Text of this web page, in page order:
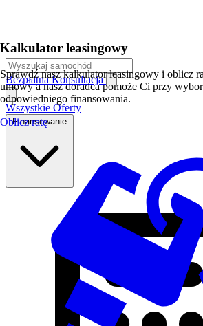
Bezpłatna Konsultacja
Wszystkie Oferty
Finansowanie
Kalkulator leasingowy
Sprawdź nasz kalkulator leasingowy i oblicz
umowy a nasz doradca pomoże Ci przy
odpowiedniego finansowania.
Oblicz ratę